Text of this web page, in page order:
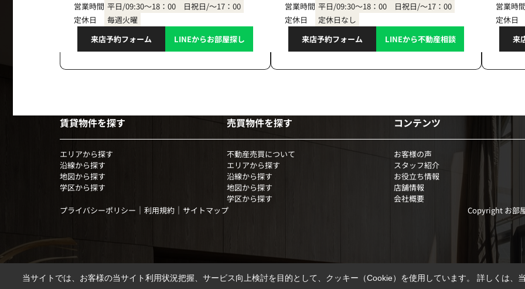
営業時間 平日/09:30～18：00 日祝日/～17：00
定休日
毎週火曜
来店予約フォーム
LINEからお部屋探し
営業時間 平日/09:30～18：00 日祝日/～17：00
定休日
定休日なし
来店予約フォーム
LINEから不動産相談
営業時
定休日
来
賃貸物件を探す
エリアから探す
沿線から探す
地図から探す
学区から探す
売買物件を探す
不動産売買について
エリアから探す
沿線から探す
地図から探す
学区から探す
コンテンツ
お客様の声
スタッフ紹介
お役立ち情報
店舗情報
会社概要
プライバシーポリシー ｜ 利用規約 ｜ サイトマップ Copyright お部
当サイトでは、お客様の当サイト利用状況把握、サービス向上検討を目的として、クッキー（Cookie）を使用しています。 詳しくは、